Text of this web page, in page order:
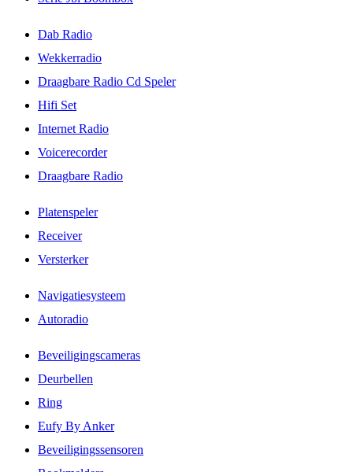
Dab Radio
Wekkerradio
Draagbare Radio Cd Speler
Hifi Set
Internet Radio
Voicerecorder
Draagbare Radio
Platenspeler
Receiver
Versterker
Navigatiesysteem
Autoradio
Beveiligingscameras
Deurbellen
Ring
Eufy By Anker
Beveiligingssensoren